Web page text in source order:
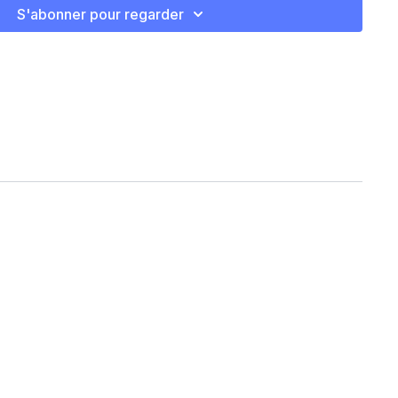
S'abonner pour regarder